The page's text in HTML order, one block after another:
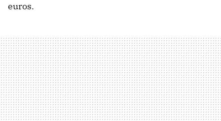
euros.